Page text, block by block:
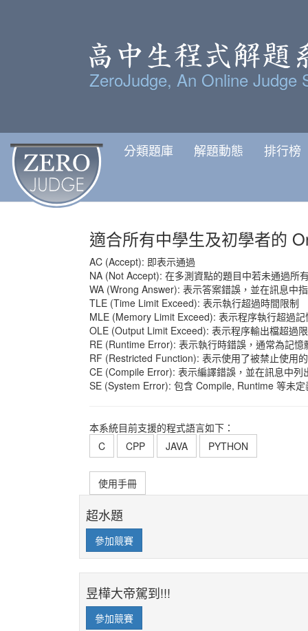
ZeroJudge, An Online Judge
分類題庫 解題動態 排行榜
適合所有中學生及初學者的
AC (Accept): 即表示通過
NA (Not Accept): 在多測資點的題目中若未通過所
WA (Wrong Answer): 表示答案錯誤，並在訊息中
TLE (Time Limit Exceed): 表示執行超過時間限制
MLE (Memory Limit Exceed): 表示程序執行超過
OLE (Output Limit Exceed): 表示程序輸出檔超過
RE (Runtime Error): 表示執行時錯誤，通常為記
RF (Restricted Function): 表示使用了被禁止使用
CE (Compile Error): 表示編譯錯誤，並在訊息中
SE (System Error): 包含 Compile, Runtime 等未
本系統目前支援的程式語言如下：
C
CPP JAVA PYTHON
使用手冊
超水題
參加競賽
昱樺大帝駕到!!!
參加競賽